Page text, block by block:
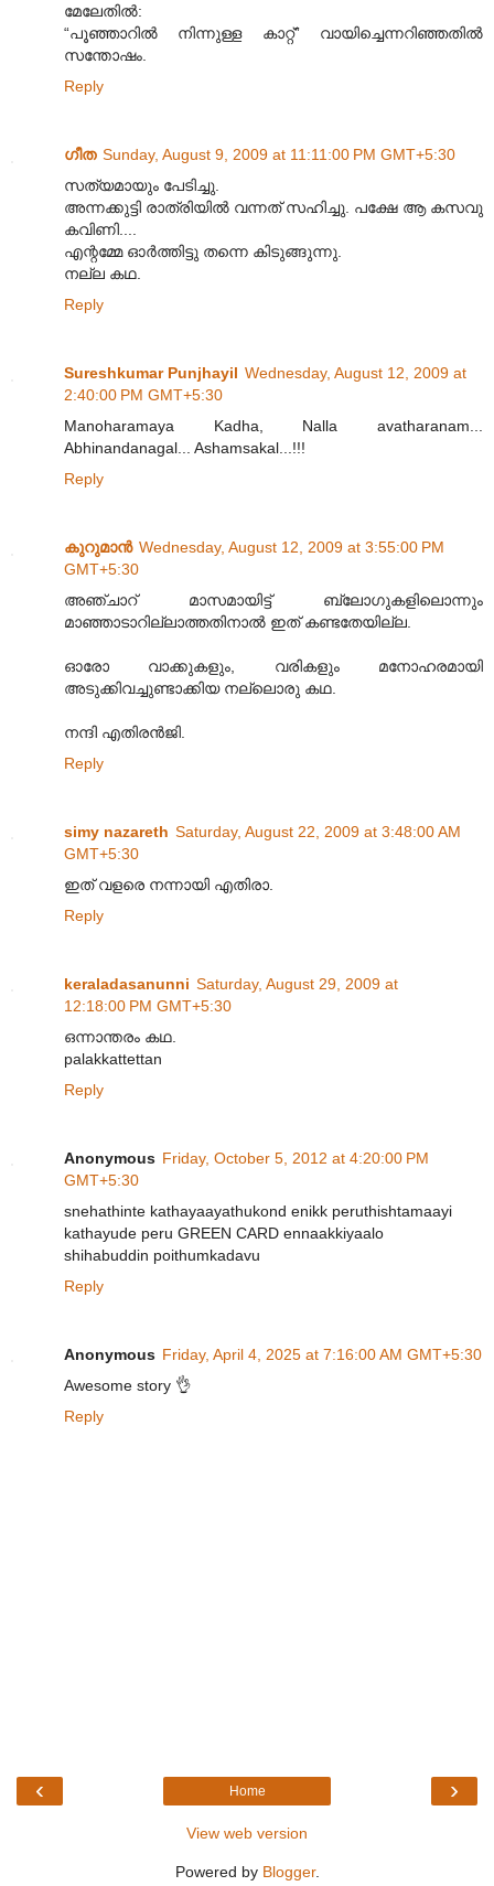
മേലേതിൽ:
“പൂഞ്ഞാറിൽ നിന്നുള്ള കാറ്റ്” വായിച്ചെന്നറിഞ്ഞതിൽ
സന്തോഷം.
Reply
ഗീത Sunday, August 9, 2009 at 11:11:00 PM GMT+5:30
സത്യമായും പേടിച്ചു.
അന്നക്കുട്ടി രാത്രിയില്‍ വന്നത് സഹിച്ചു. പക്ഷേ ആ കസവു
കവിണി....
എന്റമ്മേ ഓര്‍ത്തിട്ടു തന്നെ കിടുങ്ങുന്നു.
നല്ല കഥ.
Reply
Sureshkumar Punjhayil Wednesday, August 12, 2009 at
2:40:00 PM GMT+5:30
Manoharamaya Kadha, Nalla avatharanam...
Abhinandanagal... Ashamsakal...!!!
Reply
കുറുമാന്‍ Wednesday, August 12, 2009 at 3:55:00 PM
GMT+5:30
അഞ്ചാറ് മാസമായിട്ട് ബ്ലോഗുകളിലൊന്നും
മാഞ്ഞാടാറില്ലാത്തതിനാല്‍ ഇത് കണ്ടതേയില്ല.
ഓരോ വാക്കുകളും, വരികളും മനോഹരമായി
അടുക്കിവച്ചുണ്ടാക്കിയ നല്ലൊരു കഥ.
നന്ദി എതിരന്‍ജി.
Reply
simy nazareth Saturday, August 22, 2009 at 3:48:00 AM
GMT+5:30
ഇത് വളരെ നന്നായി എതിരാ.
Reply
keraladasanunni Saturday, August 29, 2009 at
12:18:00 PM GMT+5:30
ഒന്നാന്തരം കഥ.
palakkattettan
Reply
Anonymous Friday, October 5, 2012 at 4:20:00 PM
GMT+5:30
snehathinte kathayaayathukond enikk peruthishtamaayi
kathayude peru GREEN CARD ennaakkiyaalo
shihabuddin poithumkadavu
Reply
Anonymous Friday, April 4, 2025 at 7:16:00 AM GMT+5:30
Awesome story 👌
Reply
‹ ›
Home
View web version
Powered by Blogger.